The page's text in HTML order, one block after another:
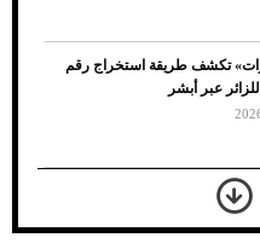
المناسب للقميص
تكشف طريقة استخراج رقم
عبر أبشر
7 أشهر من تعرضه لحادث مروع.. جوشوا
برينغا بـ"الضربة القاضية" (فيديو)